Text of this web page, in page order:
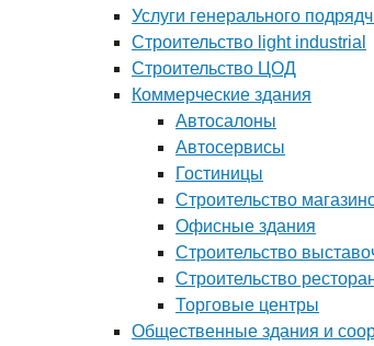
Услуги генерального
Строительство light industrial
Строительство ЦОД
Коммерческие здания
Автосалоны
Автосервисы
Гостиницы
Строительство
Офисные здания
Строительство
Строительство
Торговые центры
Общественные здания и